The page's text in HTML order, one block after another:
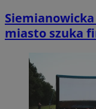
miasto szuka